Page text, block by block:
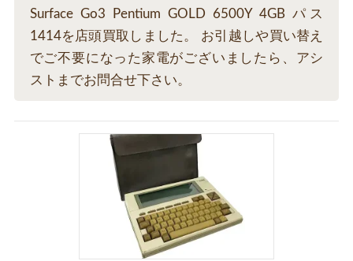
Surface Go3 Pentium GOLD 6500Y 4GB パス
1414を店頭買取しました。 お引越しや買い替え
でご不要になった家電がございましたら、アシ
ストまでお問合せ下さい。